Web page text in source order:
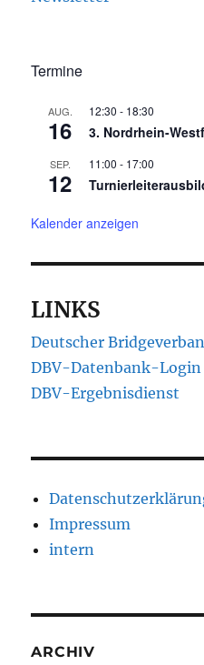
Termine
AUG.
16
12:30 - 18:30
3. Nordrhein-
SEP.
12
11:00 - 17:00
Kalender anzeigen
LINKS
Deutscher
DBV-Datenbank-Login
DBV-Ergebnisdienst
Impressum
intern
ARCHIV